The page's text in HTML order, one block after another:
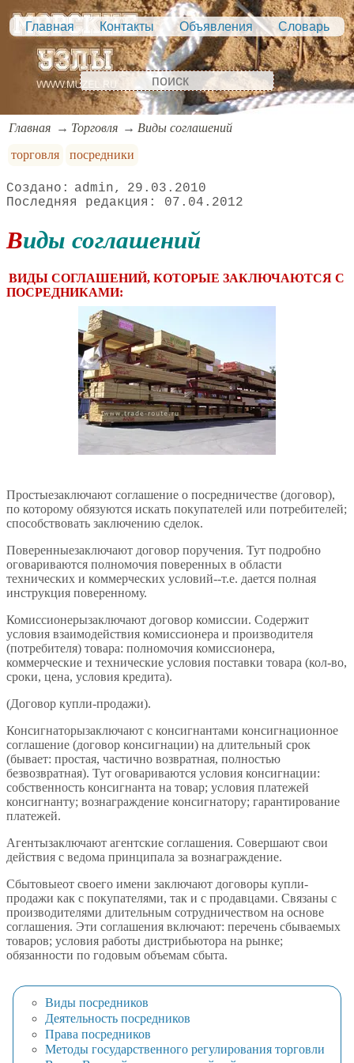
Главная Контакты Объявления Словарь
Главная Торговля
Виды соглашений
торговля
посредники
admin
29.03.2010
07.04.2012
Виды соглашений
ВИДЫ СОГЛАШЕНИЙ, КОТОРЫЕ ЗАКЛЮЧАЮТСЯ С
ПОСРЕДНИКАМИ:
Простыезаключают соглашение о посредничестве (договор),
по которому обязуются искать покупателей или потребителей;
способствовать заключению сделок.
Поверенныезаключают договор поручения. Тут подробно
оговариваются полномочия поверенных в области
технических и коммерческих условий--т.е. дается полная
инструкция поверенному.
Комиссионерызаключают договор комиссии. Содержит
условия взаимодействия комиссионера и производителя
(потребителя) товара: полномочия комиссионера,
коммерческие и технические условия поставки товара (кол-во,
сроки, цена, условия кредита).
(Договор купли-продажи).
Консигнаторызаключают с консигнантами консигнационное
соглашение (договор консигнации) на длительный срок
(бывает: простая, частично возвратная, полностью
безвозвратная). Тут оговариваются условия консигнации:
собственность консигнанта на товар; условия платежей
консигнанту; вознаграждение консигнатору; гарантирование
платежей.
Агентызаключают агентские соглашения. Совершают свои
действия с ведома принципала за вознаграждение.
Сбытовыеот своего имени заключают договоры купли-
продажи как с покупателями, так и с продавцами. Связаны с
производителями длительным сотрудничеством на основе
соглашения. Эти соглашения включают: перечень сбываемых
товаров; условия работы дистрибьютора на рынке;
обязанности по годовым объемам сбыта.
Виды посредников
Деятельность посредников
Права посредников
Методы государственного регулирования торговли